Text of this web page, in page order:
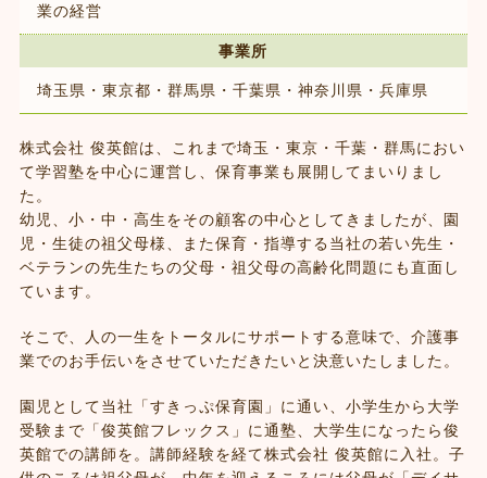
業の経営
事業所
埼玉県・東京都・群馬県・千葉県・神奈川県・兵庫県
株式会社 俊英館は、これまで埼玉・東京・千葉・群馬におい
て学習塾を中心に運営し、保育事業も展開してまいりまし
た。
幼児、小・中・高生をその顧客の中心としてきましたが、園
児・生徒の祖父母様、また保育・指導する当社の若い先生・
ベテランの先生たちの父母・祖父母の高齢化問題にも直面し
ています。
そこで、人の一生をトータルにサポートする意味で、介護事
業でのお手伝いをさせていただきたいと決意いたしました。
園児として当社「すきっぷ保育園」に通い、小学生から大学
受験まで「俊英館フレックス」に通塾、大学生になったら俊
英館での講師を。講師経験を経て株式会社 俊英館に入社。子